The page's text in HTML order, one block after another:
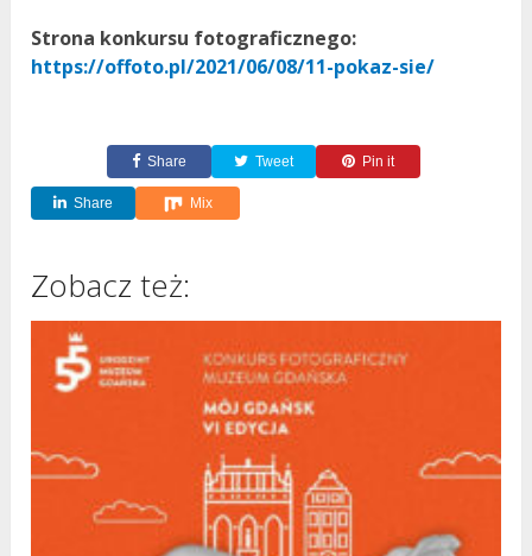
Strona konkursu fotograficznego:
https://offoto.pl/2021/06/08/11-pokaz-sie/
Share Tweet Pin it
Share Mix
Zobacz też: